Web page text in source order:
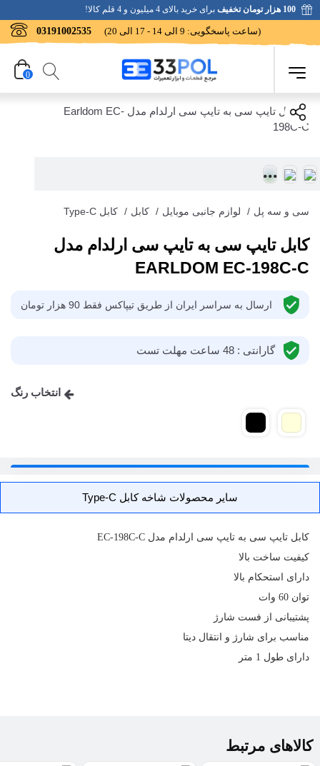
100 هزار تومان تخفیف برای خرید بالای 4 میلیون و 4 قلم کالا!
03191002535 (ساعت پاسخگویی: 9 الی 14 - 17 الی 20)
0
سی و سه پل / لوازم جانبی موبایل / کابل / کابل Type-C
کابل تایپ سی به تایپ سی ارلدام مدل
EARLDOM EC-198C-C
ارسال به سراسر ایران از طریق تیپاکس فقط 90 هزار تومان
گارانتی : 48 ساعت مهلت تست
انتخاب رنگ
سایر محصولات شاخه کابل Type-C
کابل تایپ سی به تایپ سی ارلدام مدل EC-198C-C
کیفیت ساخت بالا
دارای استحکام بالا
توان 60 وات
پشتیبانی از فست شارژ
مناسب برای شارژ و انتقال دیتا
دارای طول 1 متر
کالاهای مرتبط